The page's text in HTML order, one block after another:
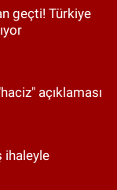
geçti! Türkiye
açıklaması
ihaleyle